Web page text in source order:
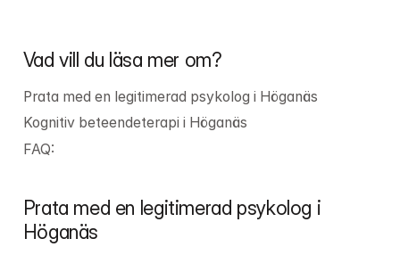
Prata med en legitimerad psykolog i
Höganäs
Vad vill du läsa mer om?
Prata med en legitimerad psykolog i Höganäs
Kognitiv beteendeterapi i Höganäs
FAQ: